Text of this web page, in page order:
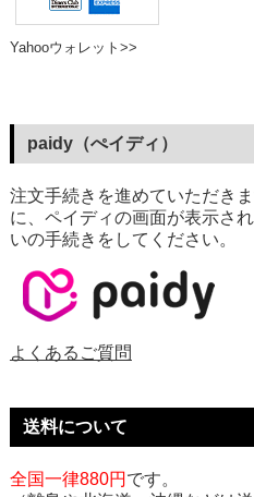
Yahooウォレット>>
paidy（ぺイディ）
注文手続きを進めていただき
に、ペイディの画面が表示さ
いの手続きをしてください。
よくあるご質問
送料について
全国一律880円 です。